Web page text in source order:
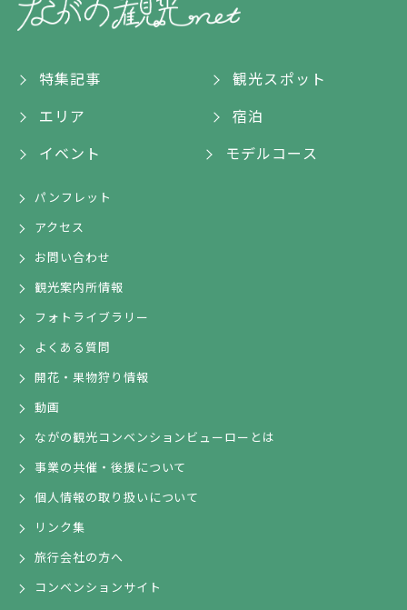
特集記事
観光スポット
エリア
宿泊
イベント
モデルコース
パンフレット
アクセス
お問い合わせ
観光案内所情報
フォトライブラリー
よくある質問
開花・果物狩り情報
動画
ながの観光コンベンションビューローとは
事業の共催・後援について
個人情報の取り扱いについて
リンク集
旅行会社の方へ
コンベンションサイト